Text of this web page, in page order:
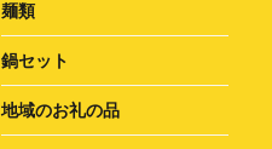
麺類
鍋セット
地域のお礼の品